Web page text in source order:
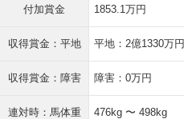
付加賞金 1853.1万円
収得賞金：平地 平地：2億1330万円
収得賞金：障害 障害：0万円
連対時：馬体重 476kg 〜 498kg